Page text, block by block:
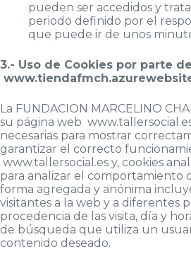
pueden ser accedidos y
periodo definido por el
que puede ir de unos
3.- Uso de Cookies por parte de
La FUNDACION MARCELINO
su página web
necesarias para mostrar
garantizar el correcto
www.tallersocial.es y, cookies
para analizar el comportamiento
forma agregada y anónima
visitantes a la web y a diferentes
procedencia de las visita, día y
de búsqueda que utiliza un
contenido deseado.